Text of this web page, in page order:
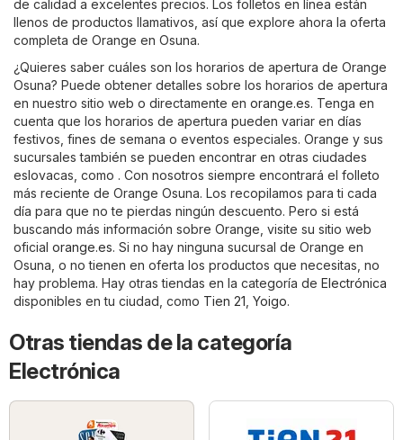
de calidad a excelentes precios. Los folletos en línea están
llenos de productos llamativos, así que explore ahora la oferta
completa de Orange en Osuna.
¿Quieres saber cuáles son los horarios de apertura de Orange
Osuna? Puede obtener detalles sobre los horarios de apertura
en nuestro sitio web o directamente en orange.es. Tenga en
cuenta que los horarios de apertura pueden variar en días
festivos, fines de semana o eventos especiales. Orange y sus
sucursales también se pueden encontrar en otras ciudades
eslovacas, como . Con nosotros siempre encontrará el folleto
más reciente de Orange Osuna. Los recopilamos para ti cada
día para que no te pierdas ningún descuento. Pero si está
buscando más información sobre Orange, visite su sitio web
oficial orange.es. Si no hay ninguna sucursal de Orange en
Osuna, o no tienen en oferta los productos que necesitas, no
hay problema. Hay otras tiendas en la categoría de Electrónica
disponibles en tu ciudad, como Tien 21 Yoigo.
Otras tiendas de la categoría
Electrónica